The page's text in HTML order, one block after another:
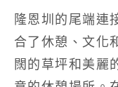
隆恩圳的尾端連
合了休憩、文化
闊的草坪和美麗